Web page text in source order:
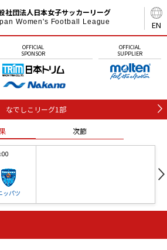
EN
社団法人日本女子サッカーリーグ
Women's Football League
OFFICIAL
SPONSOR
OFFICIAL
SUPPLIER
なでしこリーグ1部
次節
ッパツ
石人の星